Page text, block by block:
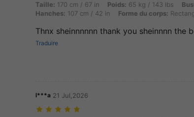
Taille: 170 cm / 67 in, Poids: 65 kg / 143 lbs, Buste: 97
Taille: 170 cm / 67 in Poids: 65 kg / 143 lbs
Hanches: 107 cm / 42 in Forme du corps:
Thnx sheinnnnnn thank you sheinnnn
Traduire
l***a 21 Jul,2026